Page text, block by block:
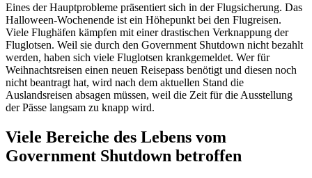
Eines der Hauptprobleme präsentiert sich in der Flugsicherung. Das
Halloween-Wochenende ist ein Höhepunkt bei den Flugreisen.
Viele Flughäfen kämpfen mit einer drastischen Verknappung der
Fluglotsen. Weil sie durch den Government Shutdown nicht bezahlt
werden, haben sich viele Fluglotsen krankgemeldet. Wer für
Weihnachtsreisen einen neuen Reisepass benötigt und diesen noch
nicht beantragt hat, wird nach dem aktuellen Stand die
Auslandsreisen absagen müssen, weil die Zeit für die Ausstellung
der Pässe langsam zu knapp wird.
Viele Bereiche des Lebens vom
Government Shutdown betroffen